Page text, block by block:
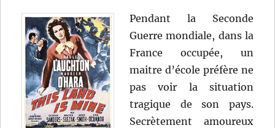
Pendant la Seconde
Guerre mondiale, dans la
France occupée, un
maitre d’école préfère ne
pas voir la situation
tragique de son pays.
Secrètement amoureux